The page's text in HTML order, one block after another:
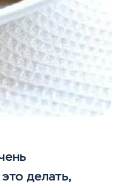
делать,